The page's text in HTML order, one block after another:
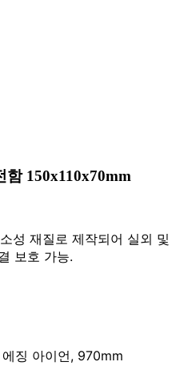
150x110x70mm
성 재질로 제작되어 실외 및
보호 가능.
징 아이언, 970mm